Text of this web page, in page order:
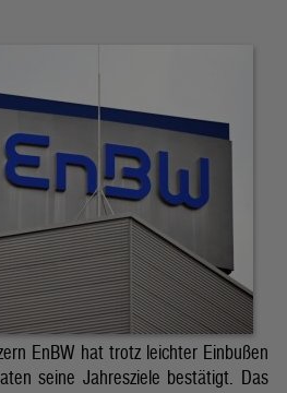
EnBW hat trotz leichter Einbußen
seine Jahresziele bestätigt. Das